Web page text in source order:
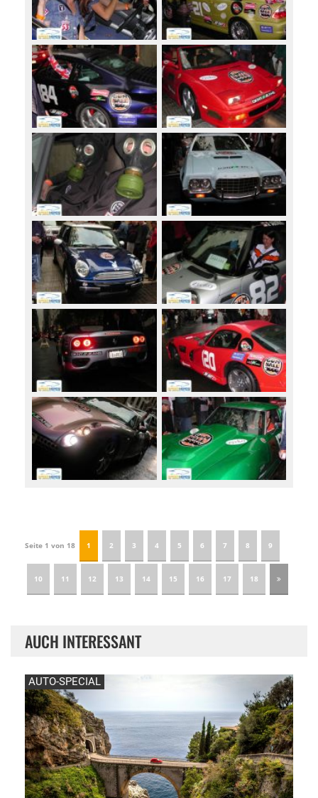
Seite 1 von 18 1 2 3 4 5 6 7 8 9
10 11 12 13 14 15 16 17 18
AUCH INTERESSANT
AUTO-SPECIAL